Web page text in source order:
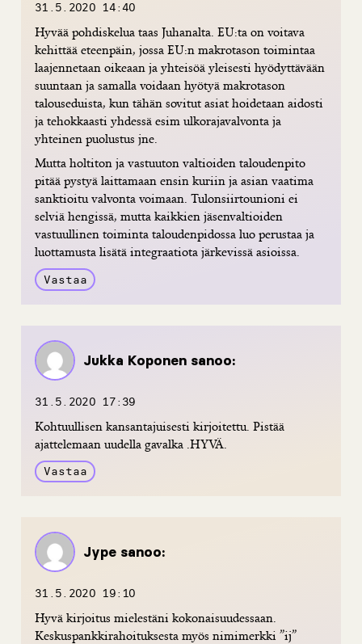
31.5.2020 14:40
Hyvää pohdiskelua taas Juhanalta. EU:ta on voitava
kehittää eteenpäin, jossa EU:n makrotason toimintaa
laajennetaan oikeaan ja yhteisöä yleisesti hyödyttävään
suuntaan ja samalla voidaan hyötyä makrotason
talouseduista, kun tähän sovitut asiat hoidetaan aidosti
ja tehokkaasti yhdessä esim ulkorajavalvonta ja
yhteinen puolustus jne.
Mutta holtiton ja vastuuton valtioiden taloudenpito
pitää pystyä laittamaan ensin kuriin ja asian vaatima
sanktioitu valvonta voimaan. Tulonsiirtounioni ei
selviä hengissä, mutta kaikkien jäsenvaltioiden
vastuullinen toiminta taloudenpidossa luo perustaa ja
luottamusta lisätä integraatiota järkevissä asioissa.
Vastaa
Jukka Koponen sanoo:
31.5.2020 17:39
Kohtuullisen kansantajuisesti kirjoitettu. Pistää
ajattelemaan uudella gavalka .HYVÄ.
Vastaa
Jype sanoo:
31.5.2020 19:10
Hyvä kirjoitus mielestäni kokonaisuudessaan.
Keskuspankkirahoituksesta myös nimimerkki ”ij”